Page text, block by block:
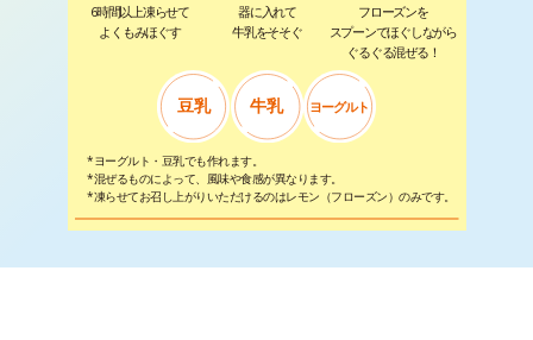
6時間以上凍らせて
よくもみほぐす
器に入れて
牛乳をそそぐ
フローズンを
スプーンでほぐしながら
ぐるぐる混ぜる！
豆乳 牛乳 ヨーグルト
*ヨーグルト・豆乳でも作れます。
*混ぜるものによって、風味や食感が異なります。
*凍らせてお召し上がりいただけるのはレモン（フローズン）のみです。